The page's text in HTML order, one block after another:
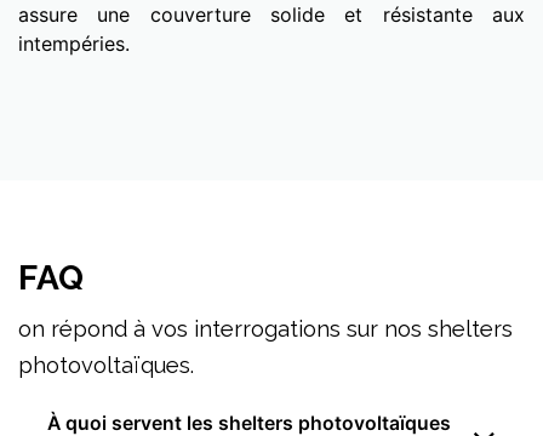
assure une couverture solide et résistante aux
intempéries.
FAQ
on répond à vos interrogations sur nos shelters
photovoltaïques.
À quoi servent les shelters photovoltaïques